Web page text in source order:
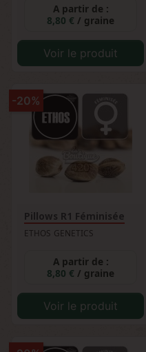
A partir de :
8,80 € / graine
Voir le produit
Pillows R1 Féminisée
ETHOS GENETICS
A partir de :
8,80 € / graine
-20%
Voir le produit